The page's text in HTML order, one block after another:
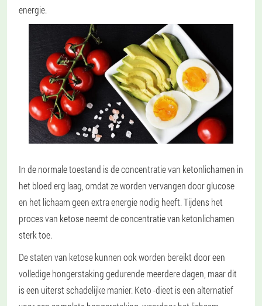
energie.
In de normale toestand is de concentratie van ketonlichamen in
het bloed erg laag, omdat ze worden vervangen door glucose
en het lichaam geen extra energie nodig heeft. Tijdens het
proces van ketose neemt de concentratie van ketonlichamen
sterk toe.
De staten van ketose kunnen ook worden bereikt door een
volledige hongerstaking gedurende meerdere dagen, maar dit
is een uiterst schadelijke manier. Keto -dieet is een alternatief